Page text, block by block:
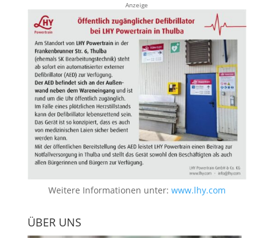
Anzeige
Weitere Informationen unter: www.lhy.com
ÜBER UNS